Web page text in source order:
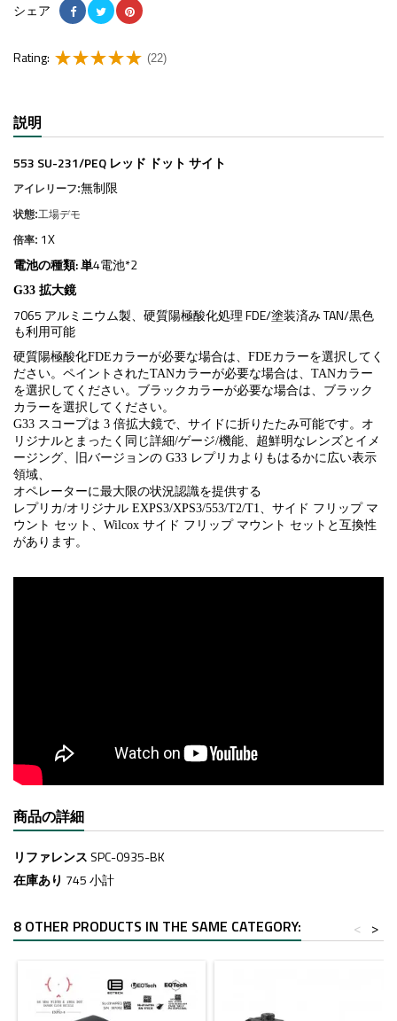
シェア
Rating: (22)
説明
553 SU-231/PEQ レッド ドット サイト
アイレリーフ:無制限
状態:工場デモ
倍率: 1X
電池の種類: 単4電池*2
G33 拡大鏡
7065 アルミニウム製、硬質陽極酸化処理 FDE/塗装済み TAN/黒色
も利用可能
硬質陽極酸化FDEカラーが必要な場合は、FDEカラーを選択してく
ださい。ペイントされたTANカラーが必要な場合は、TANカラー
を選択してください。ブラックカラーが必要な場合は、ブラック
カラーを選択してください。
G33 スコープは 3 倍拡大鏡で、サイドに折りたたみ可能です。オ
リジナルとまったく同じ詳細/ゲージ/機能、超鮮明なレンズとイメ
ージング、旧バージョンの G33 レプリカよりもはるかに広い表示
領域、
オペレーターに最大限の状況認識を提供する
レプリカ/オリジナル EXPS3/XPS3/553/T2/T1、サイド フリップ マ
ウント セット、Wilcox サイド フリップ マウント セットと互換性
があります。
商品の詳細
リファレンス SPC-0935-BK
在庫あり 745 小計
8 OTHER PRODUCTS IN THE SAME CATEGORY: >
<